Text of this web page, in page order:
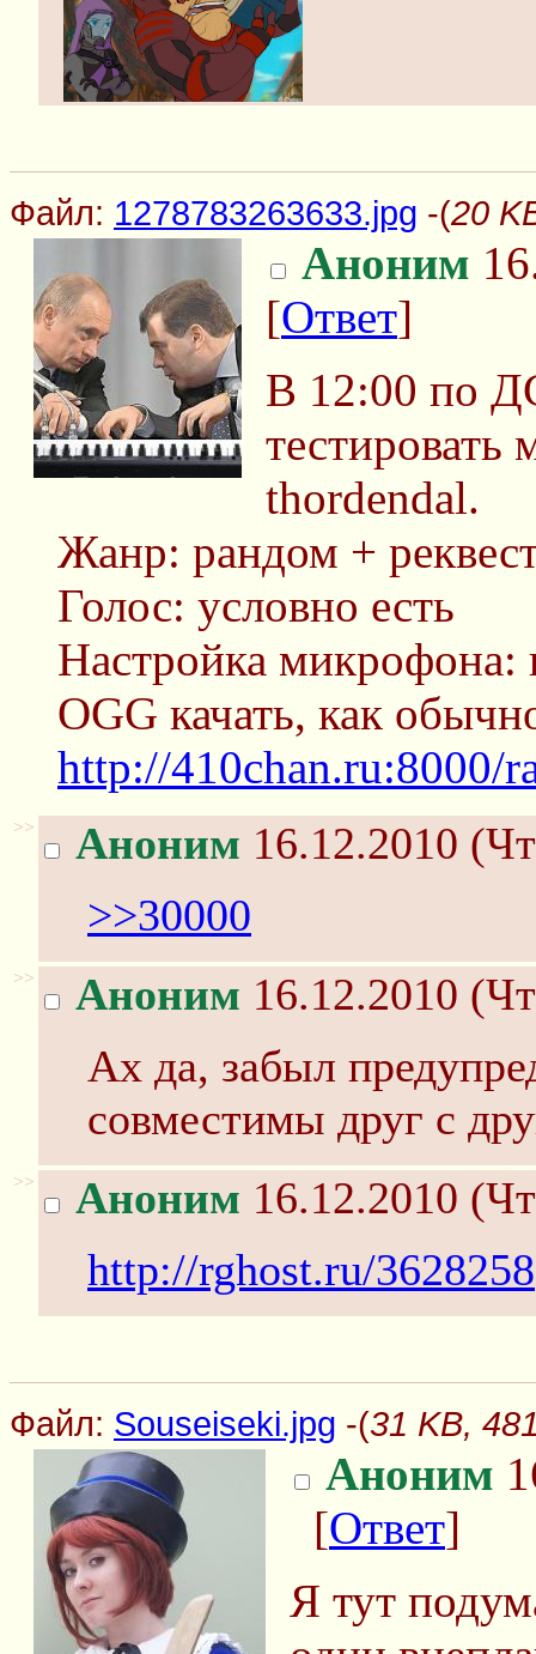
Файл: 1278783263633.jpg -(20
Аноним
[Ответ]
В 12:00 по
thordendal.
Жанр: рандом +
Голос: условно есть
Настройка микрофона:
OGG качать, как
http://410chan.ru:8000/
>> Аноним 16.12.2010
>>30000
>> Аноним 16.12.2010
Ах да, забыл
совместимы друг с
>> Аноним 16.12.2010
http://rghost.ru/3628258
Файл: Souseiseki.jpg -(31 KB,
Аноним
[Ответ]
Я тут